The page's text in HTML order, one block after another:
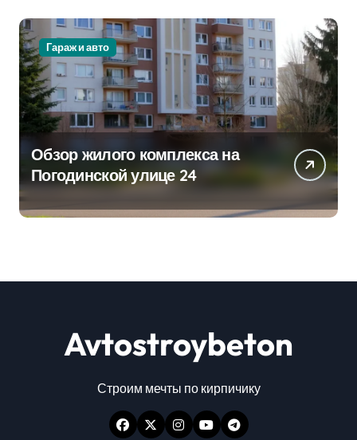
Гараж и авто
Обзор жилого комплекса на
Погодинской улице 24
Avtostroybeton
Строим мечты по кирпичику